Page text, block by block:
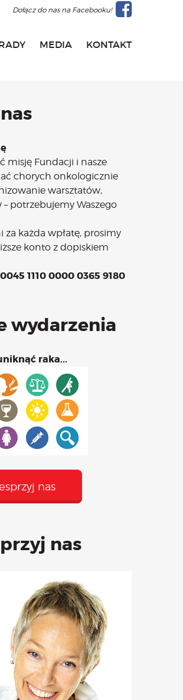
MEDIA KONTAKT
Dołącz do nas na Facebooku!
misję Fundacji i nasze
chorych onkologicznie
warsztatów,
potrzebujemy Waszego
za każda wpłatę, prosimy
konto z dopiskiem
1110 0000 0365 9180
wydarzenia
raka...
nas
nas